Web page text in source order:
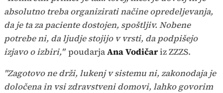
absolutno treba organizirati načine opredeljevanja,
da je ta za paciente dostojen, spoštljiv. Nobene
potrebe ni, da ljudje stojijo v vrsti, da podpišejo
izjavo o izbiri," poudarjaAna Vodičariz ZZZS.
"Zagotovo ne drži, lukenj v sistemu ni, zakonodaja je
določena in vsi zdravstveni domovi, lahko govorim